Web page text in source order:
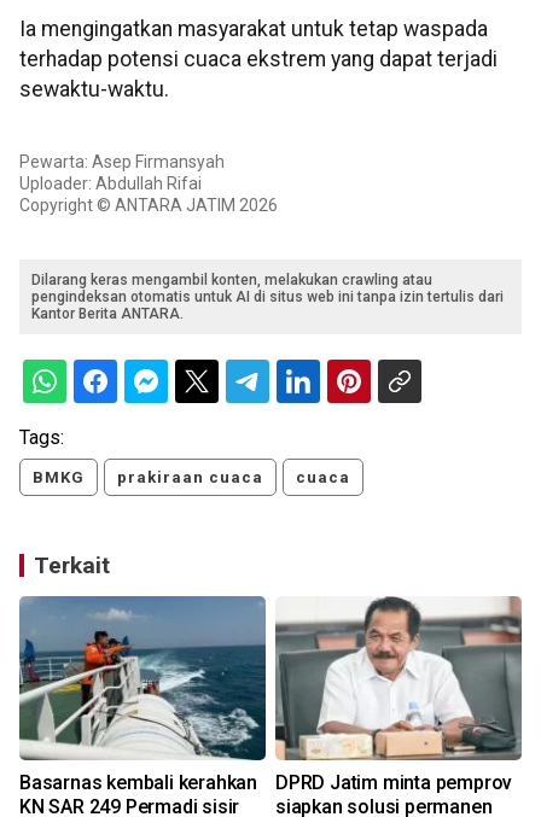
Ia mengingatkan masyarakat untuk tetap waspada
terhadap potensi cuaca ekstrem yang dapat terjadi
sewaktu-waktu.
Pewarta: Asep Firmansyah
Uploader: Abdullah Rifai
Copyright © ANTARA JATIM 2026
Dilarang keras mengambil konten, melakukan crawling atau
pengindeksan otomatis untuk AI di situs web ini tanpa izin tertulis dari
Kantor Berita ANTARA.
Tags:
BMKG prakiraan cuaca cuaca
Terkait
Basarnas kembali kerahkan
KN SAR 249 Permadi sisir
DPRD Jatim minta pemprov
siapkan solusi permanen